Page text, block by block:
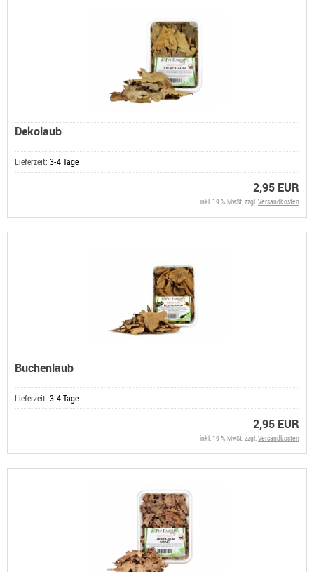
Dekolaub
Lieferzeit: 3-4 Tage
2,95 EUR
inkl. 19 % MwSt. zzgl.Versandkosten
Buchenlaub
Lieferzeit: 3-4 Tage
2,95 EUR
inkl. 19 % MwSt. zzgl.Versandkosten